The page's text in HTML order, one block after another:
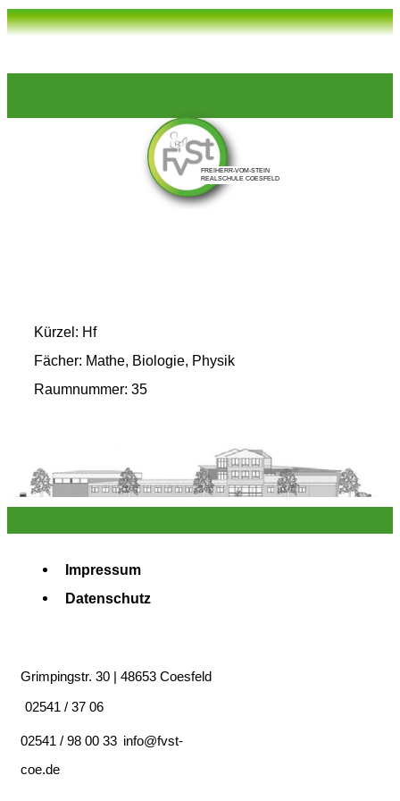
Kürzel: Hf
Fächer: Mathe, Biologie, Physik
Raumnummer: 35
Impressum
Datenschutz
Grimpingstr. 30 | 48653 Coesfeld
02541 / 37 06
02541 / 98 00 33 info@fvst-
coe.de